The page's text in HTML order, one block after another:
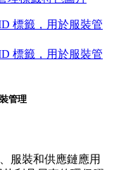
管理
服裝和供應鏈應用